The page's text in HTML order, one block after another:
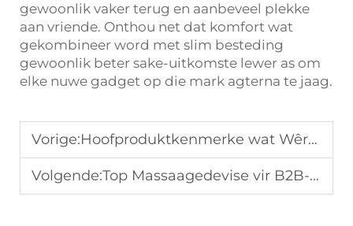
gewoonlik vaker terug en aanbeveel plekke
aan vriende. Onthou net dat komfort wat
gekombineer word met slim besteding
gewoonlik beter sake-uitkomste lewer as om
elke nuwe gadget op die mark agterna te jaag.
Vorige:Hoofproduktkenmerke wat Wêreldwye B2B-Kopers Belig As Hul Massageapparate Kry
Volgende:Top Massaagedevise vir B2B-verkope: Trends wat distribusors in 2025 moet volg